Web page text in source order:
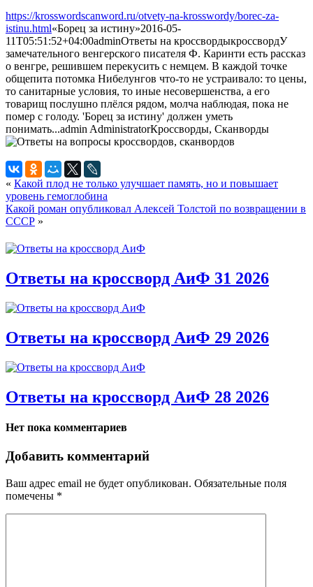
https://krosswordscanword.ru/otvety-na-krosswordy/borec-za-
istinu.html«Борец за истину»2016-05-
11T05:51:52+04:00adminОтветы на кроссвордыкроссвордУ
замечательного венгерского писателя Ф. Каринти есть рассказ
о венгре, решившем перекусить с немцем. В каждой точке
общепита потомка Нибелунгов что-то не устраивало: то цены,
то санитарные условия, то иные несовершенства, а его
товарищ послушно плёлся рядом, молча наблюдая, пока не
помер с голоду. 'Борец за истину' должен уметь
понимать...admin AdministratorКроссворды, Сканворды
« Какой плод не только улучшает память, но и повышает
уровень гемоглобина
Какой роман опубликовал Алексей Толстой по возвращении в
СССР »
Ответы на кроссворд АиФ 31 2026
Ответы на кроссворд АиФ 29 2026
Ответы на кроссворд АиФ 28 2026
Нет пока комментариев
Добавить комментарий
Ваш адрес email не будет опубликован. Обязательные поля
помечены *